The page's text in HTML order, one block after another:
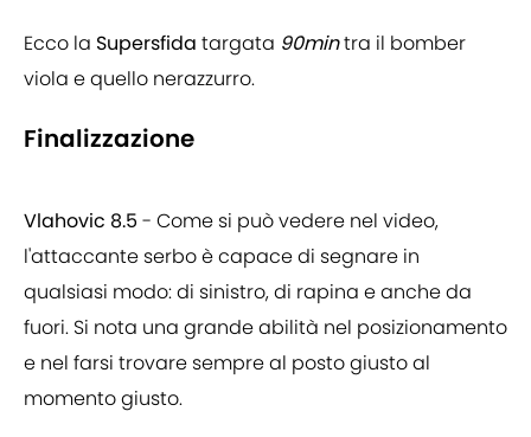
Ecco la Supersfida targata 90mintra il bomber
viola e quello nerazzurro.
Finalizzazione
Vlahovic 8.5 - Come si può vedere nel video,
l'attaccante serbo è capace di segnare in
qualsiasi modo: di sinistro, di rapina e anche da
fuori. Si nota una grande abilità nel posizionamento
e nel farsi trovare sempre al posto giusto al
momento giusto.